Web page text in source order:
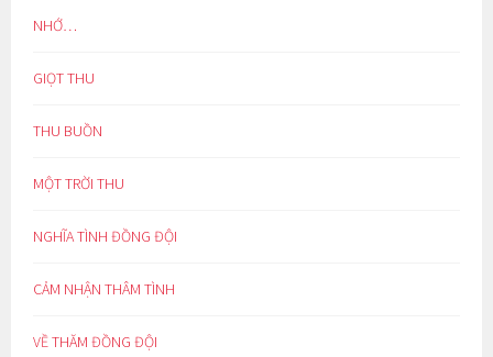
NHỚ…
GIỌT THU
THU BUỒN
MỘT TRỜI THU
NGHĨA TÌNH ĐỒNG ĐỘI
CẢM NHẬN THÂM TÌNH
VỀ THĂM ĐỒNG ĐỘI